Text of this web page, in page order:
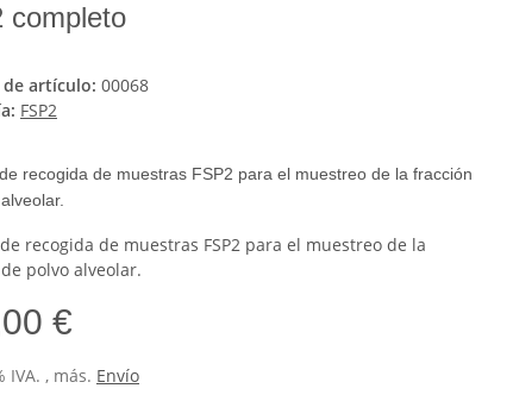
completo
artículo: 00068
FSP2
recogida de muestras FSP2 para el muestreo de la fracción
recogida de muestras FSP2 para el muestreo de la
polvo alveolar.
€
IVA. , más. Envío